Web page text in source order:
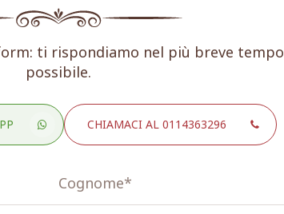
ti rispondiamo nel più breve tempo
possibile.
CHIAMACI AL 0114363296